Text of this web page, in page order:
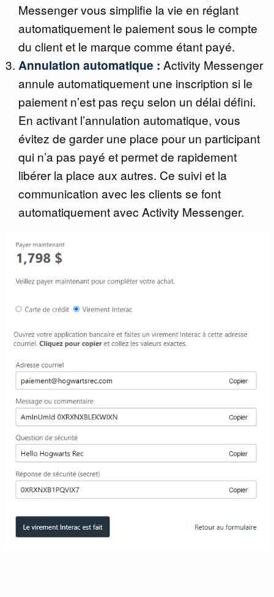
Messenger vous simplifie la vie en réglant
automatiquement le paiement sous le compte
du client et le marque comme étant payé.
Annulation automatique : Activity Messenger
annule automatiquement une inscription si le
paiement n’est pas reçu selon un délai défini.
En activant l’annulation automatique, vous
évitez de garder une place pour un participant
qui n’a pas payé et permet de rapidement
libérer la place aux autres. Ce suivi et la
communication avec les clients se font
automatiquement avec Activity Messenger.